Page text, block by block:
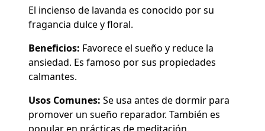
El incienso de lavanda es conocido por su
fragancia dulce y floral.
Beneficios: Favorece el sueño y reduce la
ansiedad. Es famoso por sus propiedades
calmantes.
Usos Comunes: Se usa antes de dormir para
promover un sueño reparador. También es